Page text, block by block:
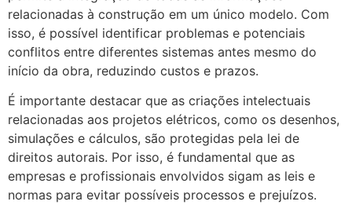
relacionadas à construção em um único modelo. Com
isso, é possível identificar problemas e potenciais
conflitos entre diferentes sistemas antes mesmo do
início da obra, reduzindo custos e prazos.
É importante destacar que as criações intelectuais
relacionadas aos projetos elétricos, como os desenhos,
simulações e cálculos, são protegidas pela lei de
direitos autorais. Por isso, é fundamental que as
empresas e profissionais envolvidos sigam as leis e
normas para evitar possíveis processos e prejuízos.